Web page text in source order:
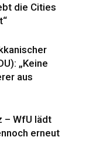
die Cities
„Keine
aus
– WfU lädt
erneut